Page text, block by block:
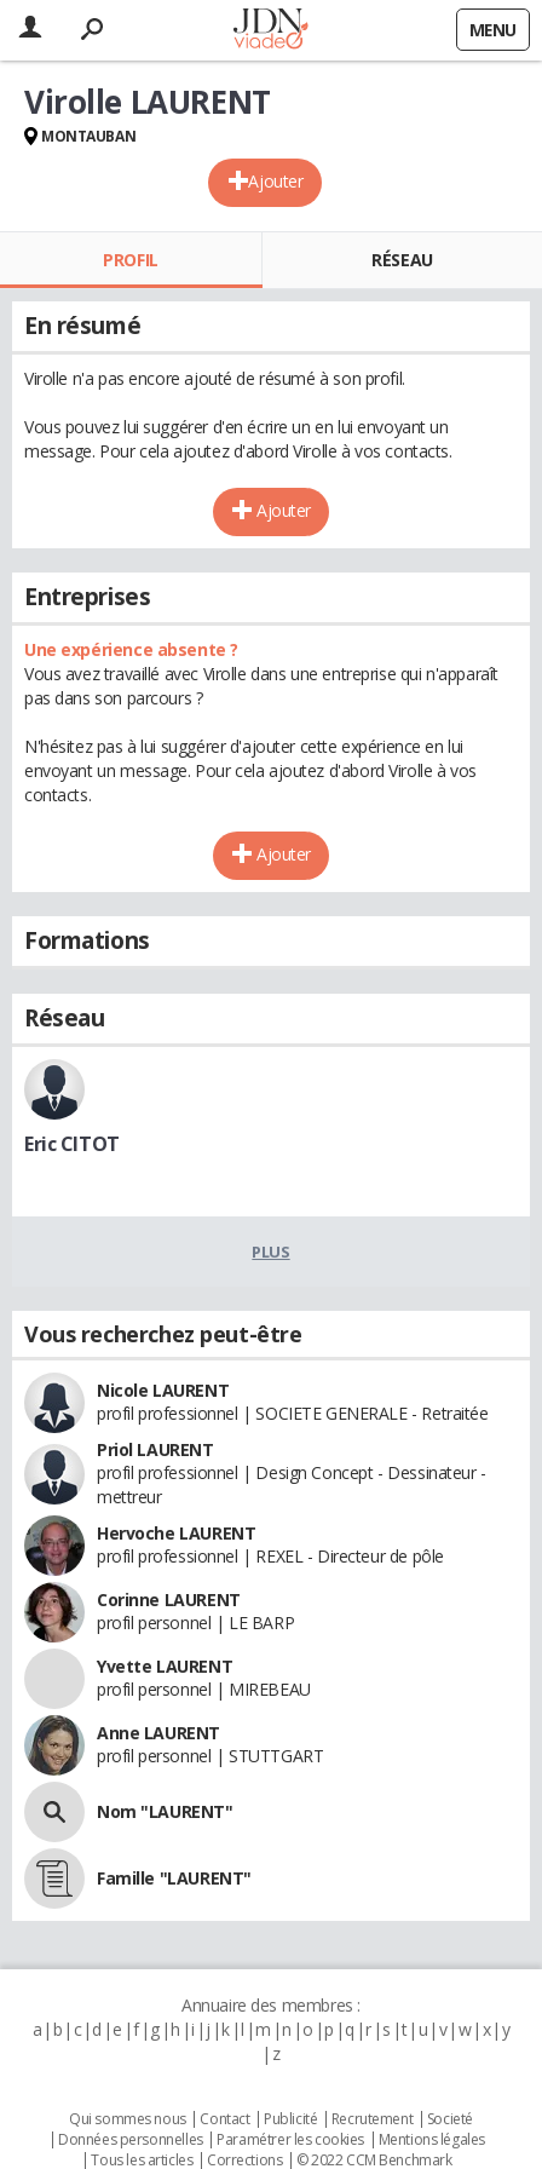
MENU
Ajouter
Virolle LAURENT
MONTAUBAN
PROFIL RÉSEAU
En résumé
Virolle n'a pas encore ajouté de résumé à son profil.
Vous pouvez lui suggérer d'en écrire un en lui envoyant un
message. Pour cela ajoutez d'abord Virolle à vos contacts.
Ajouter
Entreprises
Une expérience absente ?
Vous avez travaillé avec Virolle dans une entreprise qui n'apparaît
pas dans son parcours ?
N'hésitez pas à lui suggérer d'ajouter cette expérience en lui
envoyant un message. Pour cela ajoutez d'abord Virolle à vos
contacts.
Ajouter
Formations
Réseau
Eric CITOT
PLUS
Vous recherchez peut-être
Nicole LAURENT
profil professionnel | SOCIETE GENERALE - Retraitée
Priol LAURENT
profil professionnel | Design Concept - Dessinateur -
mettreur
Hervoche LAURENT
profil professionnel | REXEL - Directeur de pôle
Corinne LAURENT
profil personnel | LE BARP
Yvette LAURENT
profil personnel | MIREBEAU
Anne LAURENT
profil personnel | STUTTGART
Nom "LAURENT"
Famille "LAURENT"
Annuaire des membres :
a b c d e f g h i j k l m n o p q r s t u v w x y
z
Qui sommes nous Contact Publicité Recrutement
Societé
Données personnelles
Paramétrer les cookies
Mentions légales
Tous les articles
Corrections © 2022 CCM Benchmark